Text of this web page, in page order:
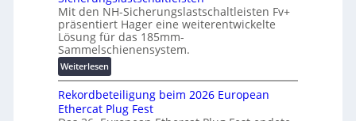
T
r
a
n
s
a
r
:
F
o
r
s
c
h
u
n
t
a
-
X
2
0
2
7
Mit den NH-Sicherungslastschaltleisten Fv+
präsentiert Hager eine weiterentwickelte
Lösung für das 185mm-
Sammelschienensystem.
Weiterlesen:
W
e
i
Rekordbeteiligung beim 2026 European
Ethercat Plug Fest